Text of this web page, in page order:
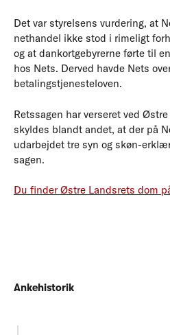
Det var styrelsens vurdering, at
nethandel ikke stod i rimeligt
og at dankortgebyrerne førte til
hos Nets. Derved havde Nets
betalingstjenesteloven.
Retssagen har verseret ved
skyldes blandt andet, at der på
udarbejdet tre syn og skøn-
sagen.
Du finder Østre Landsrets dom
Ankehistorik